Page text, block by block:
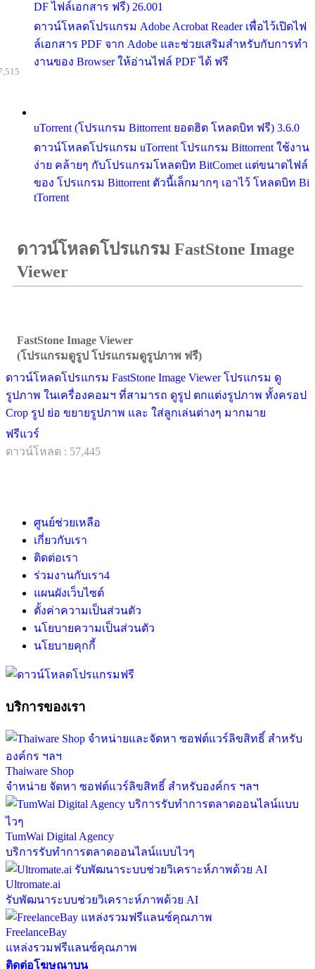
DF ไฟล์เอกสาร ฟรี) 26.001
ดาวน์โหลดโปรแกรม Adobe Acrobat Reader เพื่อไว้เปิดไฟ
ล์เอกสาร PDF จาก Adobe และช่วยเสริมสำหรับกับการทำ
งานของ Browser ให้อ่านไฟล์ PDF ได้ ฟรี
uTorrent (โปรแกรม Bittorrent ยอดฮิต โหลดบิท ฟรี) 3.6.0
ดาวน์โหลดโปรแกรม uTorrent โปรแกรม Bittorrent ใช้งาน
ง่าย คล้ายๆ กับโปรแกรมโหลดบิท BitComet แต่ขนาดไฟล์
ของ โปรแกรม Bittorrent ตัวนี้เล็กมากๆ เอาไว้ โหลดบิท Bi
tTorrent
ดาวน์โหลดโปรแกรม FastStone Image
Viewer
FastStone Image Viewer
(โปรแกรมดูรูป โปรแกรมดูรูปภาพ ฟรี)
ดาวน์โหลดโปรแกรม FastStone Image Viewer โปรแกรม ดู
รูปภาพ ในเครื่องคอมฯ ที่สามารถ ดูรูป ตกแต่งรูปภาพ ทั้งครอป
Crop รูป ย่อ ขยายรูปภาพ และ ใส่ลูกเล่นต่างๆ มากมาย
ฟรีแวร์
ดาวน์โหลด : 57,445
ศูนย์ช่วยเหลือ
เกี่ยวกับเรา
ติดต่อเรา
ร่วมงานกับเรา4
แผนผังเว็บไซต์
ตั้งค่าความเป็นส่วนตัว
นโยบายความเป็นส่วนตัว
นโยบายคุกกี้
บริการของเรา
Thaiware Shop
จำหน่าย จัดหา ซอฟต์แวร์ลิขสิทธิ์ สำหรับองค์กร ฯลฯ
TumWai Digital Agency
บริการรับทำการตลาดออนไลน์แบบไวๆ
Ultromate.ai
รับพัฒนาระบบช่วยวิเคราะห์ภาพด้วย AI
FreelanceBay
แหล่งรวมฟรีแลนซ์คุณภาพ
ติดต่อโฆษณาบน